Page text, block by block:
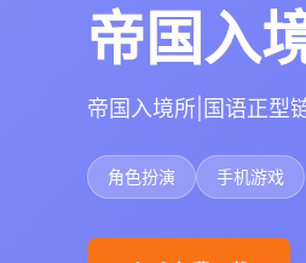
帝国入
帝国入境所|国语正型
角色扮演 手机游戏